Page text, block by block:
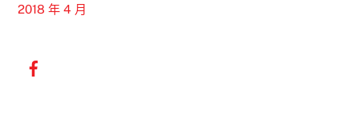
2018 年 4 月